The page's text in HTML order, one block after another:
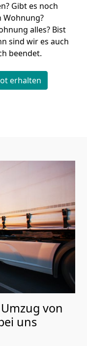
Gibt es noch
Wohnung?
alles? Bist
sind wir es auch
beendet.
erhalten
von
uns